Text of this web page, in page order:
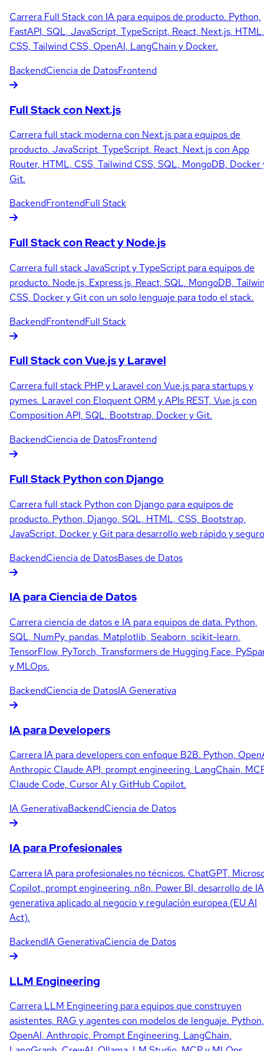
Carrera Full Stack con IA para equipos de producto. Python,
FastAPI, SQL, JavaScript, TypeScript, React, Next.js, HTML,
CSS, Tailwind CSS, OpenAI, LangChain y Docker.
BackendCiencia de DatosFrontend
Full Stack con Next.js
Carrera full stack moderna con Next.js para equipos de
producto. JavaScript, TypeScript, React, Next.js con App
Router, HTML, CSS, Tailwind CSS, SQL, MongoDB, Docker
Git.
BackendFrontendFull Stack
Full Stack con React y Node.js
Carrera full stack JavaScript y TypeScript para equipos de
producto. Node.js, Express.js, React, SQL, MongoDB,
CSS, Docker y Git con un solo lenguaje para todo el stack.
BackendFrontendFull Stack
Full Stack con Vue.js y Laravel
Carrera full stack PHP y Laravel con Vue.js para startups y
pymes. Laravel con Eloquent ORM y APIs REST, Vue.js con
Composition API, SQL, Bootstrap, Docker y Git.
BackendCiencia de DatosFrontend
Full Stack Python con Django
Carrera full stack Python con Django para equipos de
producto. Python, Django, SQL, HTML, CSS, Bootstrap,
JavaScript, Docker y Git para desarrollo web rápido y
BackendCiencia de DatosBases de Datos
IA para Ciencia de Datos
Carrera ciencia de datos e IA para equipos de data. Python,
SQL, NumPy, pandas, Matplotlib, Seaborn, scikit-learn,
TensorFlow, PyTorch, Transformers de Hugging Face,
y MLOps.
BackendCiencia de DatosIA Generativa
IA para Developers
Carrera IA para developers con enfoque B2B. Python,
Anthropic Claude API, prompt engineering, LangChain,
Claude Code, Cursor AI y GitHub Copilot.
IA GenerativaBackendCiencia de Datos
IA para Profesionales
Carrera IA para profesionales no técnicos. ChatGPT,
Copilot, prompt engineering, n8n, Power BI, desarrollo de IA
generativa aplicado al negocio y regulación europea (EU AI
Act).
BackendIA GenerativaCiencia de Datos
LLM Engineering
Carrera LLM Engineering para equipos que construyen
asistentes, RAG y agentes con modelos de lenguaje. Python,
OpenAI, Anthropic, Prompt Engineering, LangChain,